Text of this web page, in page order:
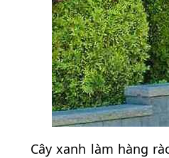
Cây xanh làm hàng